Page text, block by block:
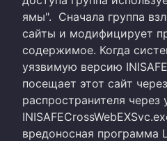
ямы". Сначала группа
сайты и модифицирует
содержимое. Когда
уязвимую версию
посещает этот сайт
распространителя через
вредоносная программа